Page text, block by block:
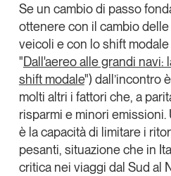
Un anno di
Tendenze 2026
Leggi il magazine
Se un cambio di passo
ottenere con il cambio
veicoli e con loshiftmodale
"Dall'aereo alle grandi navi:
shift modale") dall’incontro
molti altri i fattori che, a
risparmi e minori
è la capacità di limitare i
pesanti, situazione che in
critica nei viaggi dal Sud al